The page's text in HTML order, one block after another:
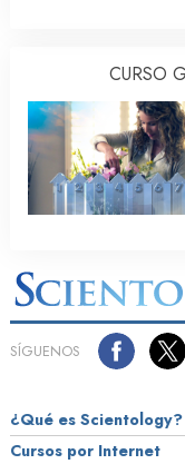
CURSO
SÍGUENOS
¿Qué es Scientology?
Cursos por Internet